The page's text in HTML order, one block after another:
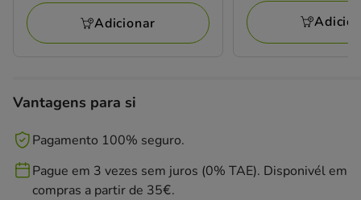
Adicionar
Vantagens para si
Pagamento 100% seguro.
Pague em 3 vezes sem juros (0% TAE). Disponivél em
compras a partir de 35€.